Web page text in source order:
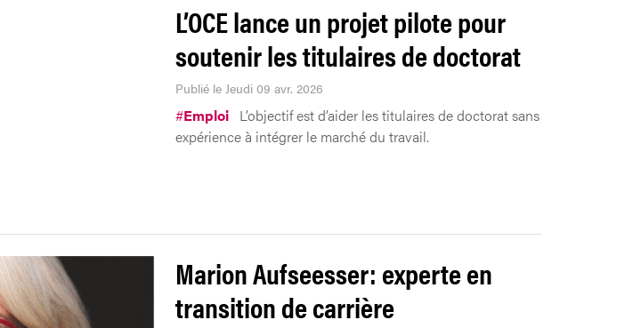
L’OCE lance un projet pilote pour
soutenir les titulaires de doctorat
Publié le Jeudi 09 avr. 2026
#Emploi L’objectif est d’aider les titulaires de doctorat sans
expérience à intégrer le marché du travail.
Marion Aufseesser: experte en
transition de carrière